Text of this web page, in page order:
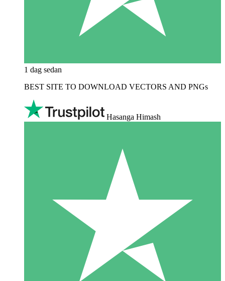
1 dag sedan
BEST SITE TO DOWNLOAD VECTORS AND PNGs
Hasanga Himash